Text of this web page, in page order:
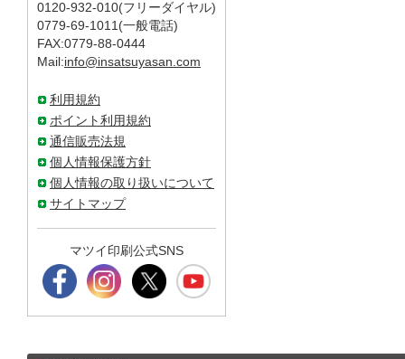
0120-932-010(フリーダイヤル)
0779-69-1011(一般電話)
FAX:0779-88-0444
Mail:info@insatsuyasan.com
利用規約
ポイント利用規約
通信販売法規
個人情報保護方針
個人情報の取り扱いについて
サイトマップ
マツイ印刷公式SNS